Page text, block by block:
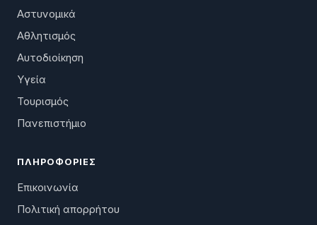
Αστυνομικά
Αθλητισμός
Αυτοδιοίκηση
Υγεία
Τουρισμός
Πανεπιστήμιο
ΠΛΗΡΟΦΟΡΊΕΣ
Επικοινωνία
Πολιτική απορρήτου